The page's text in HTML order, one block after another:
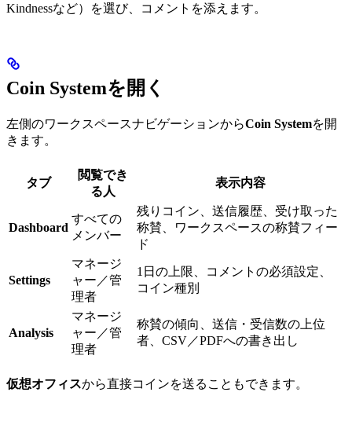
Kindnessなど）を選び、コメントを添えます。
Coin Systemを開く
左側のワークスペースナビゲーションからCoin Systemを開
きます。
タブ
閲覧でき
る人
表示内容
Dashboard
すべての
メンバー
残りコイン、送信履歴、受け取った
称賛、ワークスペースの称賛フィー
ド
Settings
マネージ
ャー／管
理者
1日の上限、コメントの必須設定、
コイン種別
Analysis
マネージ
ャー／管
理者
称賛の傾向、送信・受信数の上位
者、CSV／PDFへの書き出し
仮想オフィスから直接コインを送ることもできます。